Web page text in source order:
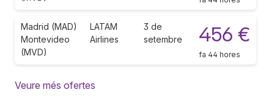
Madrid (MAD)
Montevideo
(MVD)
LATAM
Airlines
3 de
setembre
456 €
fa 44 hores
Veure més ofertes